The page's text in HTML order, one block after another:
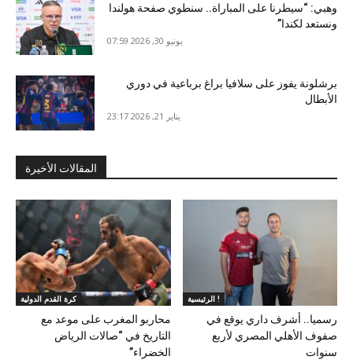
وهبي: “سيطرنا على المباراة.. سنطوي صفحة هولندا
ونستعد لكندا”
يونيو 30, 2026 07:59
برشلونة يفوز على سلافيا براغ برباعية في دوري
الأبطال
يناير 21, 2026 23:17
المقالات الأخيرة
كرة القدم الدولية
محاربو المغرب على موعد مع
التاريخ في “صالات الرياض
الخضراء”
الرئيسية !
رسميا.. أشرف داري يوقع في
صفوف الأهلي المصري لأربع
سنوات